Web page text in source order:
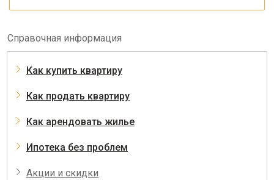
Справочная информация
Как купить квартиру
Как продать квартиру
Как арендовать жилье
Ипотека без проблем
Акции и скидки